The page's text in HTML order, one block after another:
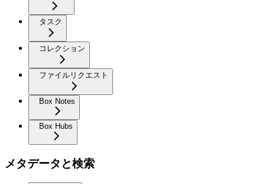
タスク
コレクション
ファイルリクエスト
Box Notes
Box Hubs
メタデータと検索